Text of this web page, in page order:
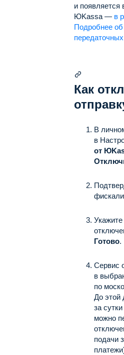
и появляется
ЮKassa — в
Подробнее
Как
В
в
от
Готово.
Сервис
в
по
До этой
за
можно
подачи